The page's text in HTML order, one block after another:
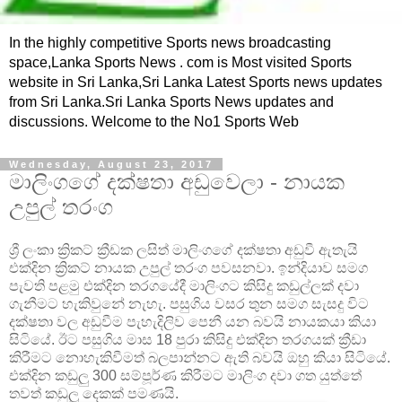
In the highly competitive Sports news broadcasting
space,Lanka Sports News . com is Most visited Sports
website in Sri Lanka,Sri Lanka Latest Sports news updates
from Sri Lanka.Sri Lanka Sports News updates and
discussions. Welcome to the No1 Sports Web
Wednesday, August 23, 2017
මාලිංගගේ දක්ෂතා අඩුවෙලා - නායක
උපුල් තරංග
ශ්‍රී ලංකා ක්‍රිකට් ක්‍රීඩක ලසිත් මාලිංගගේ දක්ෂතා අඩුවී ඇතැයි
එක්දින ක්‍රිකට් නායක උපුල් තරංග පවසනවා. ඉන්දියාව සමග
පැවති පළමු එක්දින තරගයේදී මාලිංගට කිසිදු කඩුල්ලක් දවා
ගැනීමට හැකිවුනේ නැහැ. පසුගිය වසර තුන සමග සැසදු විට
දක්ෂතා වල අඩුවීම පැහැදිලිව පෙනී යන බවයි නායකයා කියා
සිටියේ. ඊට පසුගිය මාස 18 පුරා කිසිදු එක්දින තරගයක් ක්‍රීඩා
කිරීමට නොහැකිවීමත් බලපාන්නට ඇති බවයි ඔහු කියා සිටියේ.
එක්දින කඩුලු 300 සම්පූර්ණ කිරීමට මාලිංග දවා ගත යුත්තේ
තවත් කඩුලු දෙකක් පමණයි.